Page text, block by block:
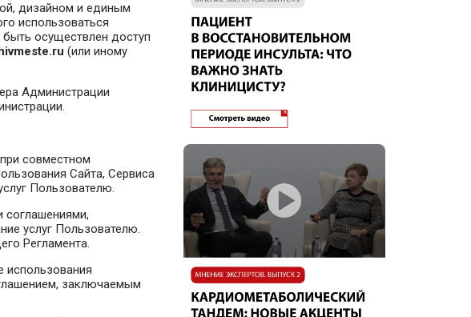
дизайном и единым
использоваться
осуществлен доступ
(или иному
Администрации
совместном
Сайта, Сервиса
Пользователю.
соглашениями,
услуг Пользователю.
Регламента.
заключаемым